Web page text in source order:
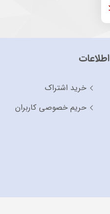
اطلاعات
خرید اشتراک
حریم خصوصی کاربران